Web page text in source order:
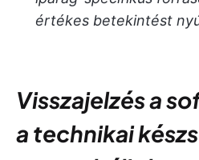
értékes betekintést
Visszajelzés a
a technikai